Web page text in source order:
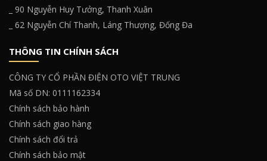
_ 90 Nguyễn Huy Tưởng, Thanh Xuân
_ 62 Nguyễn Chí Thanh, Láng Thượng, Đống Đa
THÔNG TIN CHÍNH SÁCH
CÔNG TY CỔ PHẦN ĐIỆN OTO VIỆT TRUNG
Mã số DN: 0111162334
Chính sách bảo hành
Chính sách giao hàng
Chính sách đổi trả
Chính sách bảo mật